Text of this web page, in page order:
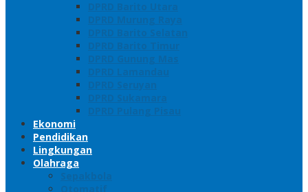
DPRD Barito Utara
DPRD Murung Raya
DPRD Barito Selatan
DPRD Barito Timur
DPRD Gunung Mas
DPRD Lamandau
DPRD Seruyan
DPRD Sukamara
DPRD Pulang Pisau
Ekonomi
Pendidikan
Lingkungan
Olahraga
Sepakbola
Otomatif